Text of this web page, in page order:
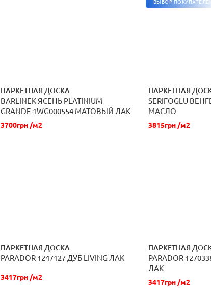
ПАРКЕТНАЯ ДОСКА
BARLINEK ЯСЕНЬ PLATINIUM
GRANDE 1WG000554 МАТОВЫЙ ЛАК
3700грн /м2
ЗАКАЗАТЬ
ВЫБОР ПОКУПАТЕЛЕЙ
ПАРКЕТНАЯ
SERIFOGLU
МАСЛО
3815грн /м2
ПАРКЕТНАЯ ДОСКА
PARADOR 1247127 ДУБ LIVING ЛАК
3417грн /м2
ЗАКАЗАТЬ
ПАРКЕТНАЯ
PARADOR
ЛАК
3417грн /м2